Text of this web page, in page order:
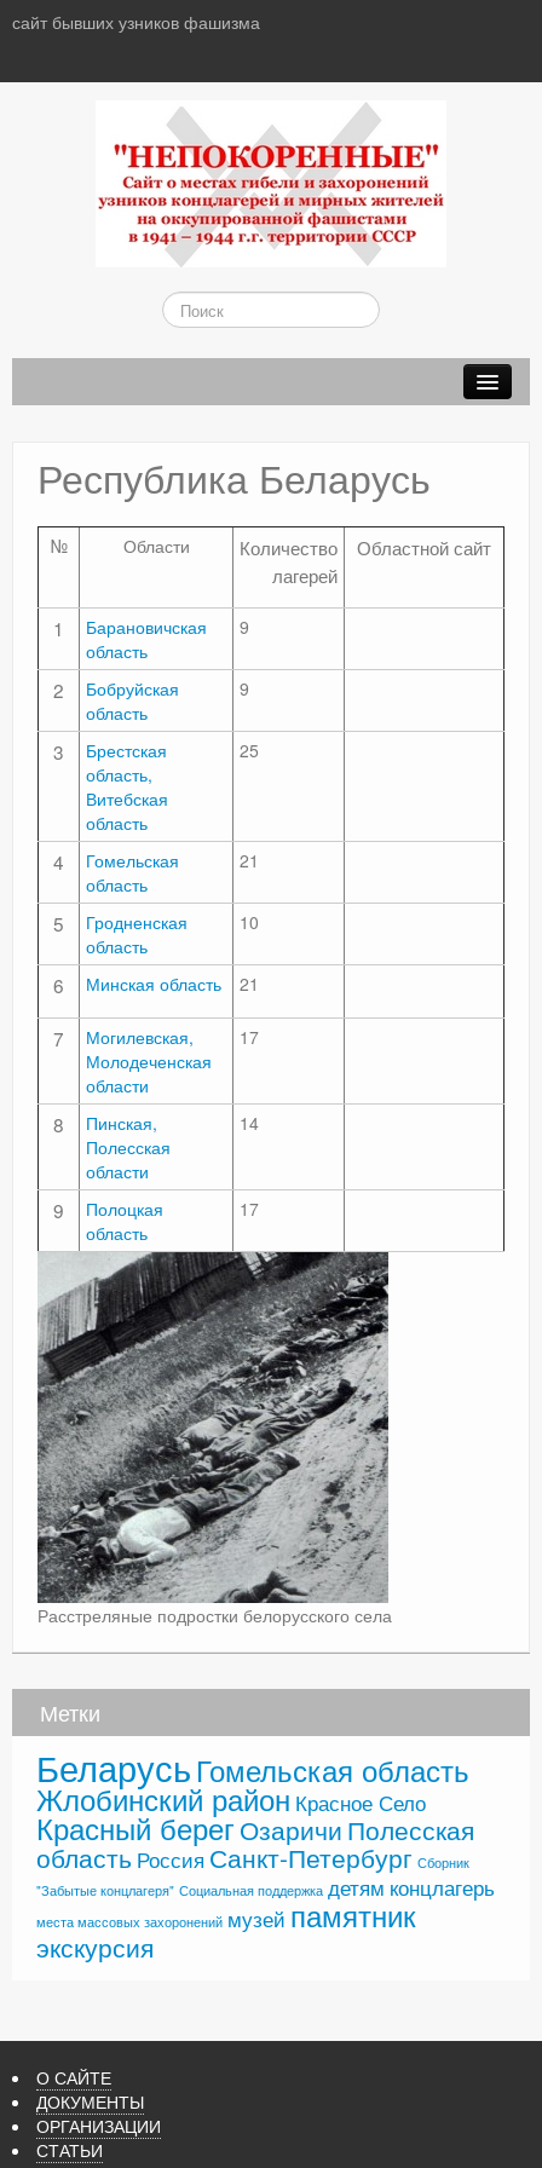
сайт бывших узников фашизма
ОРГАНИЗАЦИИ
СТАТЬИ
КОНТАКТЫ
Республика Беларусь
№ Области
Количество
лагерей
Областной сайт
1
Барановичская
область
9
2
Бобруйская
область
9
3
Брестская
область,
Витебская
область
25
4
Гомельская
область
21
5
Гродненская
область
10
6 Минская область 21
7
Могилевская,
Молодеченская
области
17
8
Пинская,
Полесская
области
14
9
Полоцкая
область
17
Расстреляные подростки белорусского села
Метки
Беларусь Гомельская область
Жлобинский район Красное Село
Красный берег Озаричи Полесская
область Россия Санкт-Петербург Сборник
"Забытые концлагеря" Социальная поддержка детям концлагерь
места массовых захоронений музей памятник
экскурсия
О САЙТЕ
ДОКУМЕНТЫ
ОРГАНИЗАЦИИ
СТАТЬИ